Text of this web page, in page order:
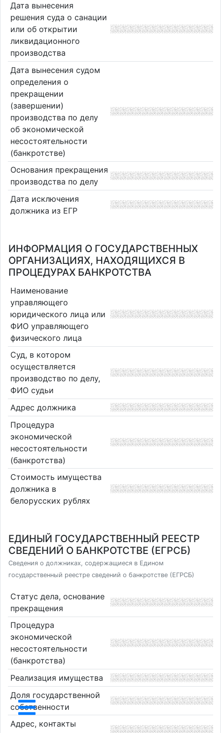
Дата вынесения
решения суда о санации
или об открытии
ликвидационного
производства
Дата вынесения судом
определения о
прекращении
(завершении)
производства по делу
об экономической
несостоятельности
(банкротстве)
Основания прекращения
производства по делу
Дата исключения
должника из ЕГР
ИНФОРМАЦИЯ О ГОСУДАРСТВЕННЫХ
ОРГАНИЗАЦИЯХ, НАХОДЯЩИХСЯ В
ПРОЦЕДУРАХ БАНКРОТСТВА
Наименование
управляющего
юридического лица или
ФИО управляющего
физического лица
Суд, в котором
осуществляется
производство по делу,
ФИО судьи
Адрес должника
Процедура
экономической
несостоятельности
(банкротства)
Стоимость имущества
должника в
белорусских рублях
ЕДИНЫЙ ГОСУДАРСТВЕННЫЙ РЕЕСТР
СВЕДЕНИЙ О БАНКРОТСТВЕ (ЕГРСБ)
Сведения о должниках, содержащиеся в Едином
государственный реестре сведений о банкротстве (ЕГРСБ)
Статус дела, основание
прекращения
Процедура
экономической
несостоятельности
(банкротства)
Реализация имущества
Доля государственной
собственности
Адрес, контакты